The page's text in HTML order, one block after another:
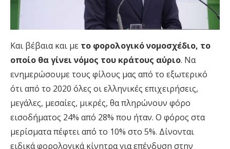
Και βέβαια και με το φορολογικό νομοσχέδιο, το
οποίο θα γίνει νόμος του κράτους αύριο. Να
ενημερώσουμε τους φίλους μας από το εξωτερικό
ότι από το 2020 όλες οι ελληνικές επιχειρήσεις,
μεγάλες, μεσαίες, μικρές, θα πληρώνουν φόρο
εισοδήματος 24% από 28% που ήταν. Ο φόρος στα
μερίσματα πέφτει από το 10% στο 5%. Δίνονται
ειδικά φορολογικά κίνητρα για επένδυση στην